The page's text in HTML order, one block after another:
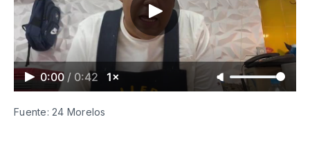
0:00 / 0:42 1×
Fuente: 24 Morelos